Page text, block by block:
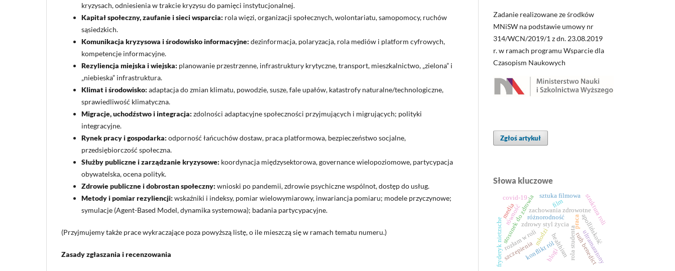
kryzysach, odniesienia w trakcie kryzysu do pamięci instytucjonalnej.
Kapitał społeczny, zaufanie i sieci wsparcia: rola więzi, organizacji społecznych, wolontariatu, samopomocy, ruchów
sąsiedzkich.
Komunikacja kryzysowa i środowisko informacyjne: dezinformacja, polaryzacja, rola mediów i platform cyfrowych,
kompetencje informacyjne.
Rezyliencja miejska i wiejska: planowanie przestrzenne, infrastruktury krytyczne, transport, mieszkalnictwo, „zielona” i
„niebieska” infrastruktura.
Klimat i środowisko: adaptacja do zmian klimatu, powodzie, susze, fale upałów, katastrofy naturalne/technologiczne,
sprawiedliwość klimatyczna.
Migracje, uchodźstwo i integracja: zdolności adaptacyjne społeczności przyjmujących i migrujących; polityki
integracyjne.
Rynek pracy i gospodarka: odporność łańcuchów dostaw, praca platformowa, bezpieczeństwo socjalne,
przedsiębiorczość społeczna.
Służby publiczne i zarządzanie kryzysowe: koordynacja międzysektorowa, governance wielopoziomowe, partycypacja
obywatelska, ocena polityk.
Zdrowie publiczne i dobrostan społeczny: wnioski po pandemii, zdrowie psychiczne wspólnot, dostęp do usług.
Metody i pomiar rezyliencji: wskaźniki i indeksy, pomiar wielowymiarowy, inwariancja pomiaru; modele przyczynowe;
symulacje (Agent-Based Model, dynamika systemowa); badania partycypacyjne.
(Przyjmujemy także prace wykraczające poza powyższą listę, o ile mieszczą się w ramach tematu numeru.)
Zasady zgłaszania i recenzowania
Zadanie realizowane ze środków
MNiSW na podstawie umowy nr
314/WCN/2019/1 z dn. 23.08.2019
r. w ramach programu Wsparcie dla
Czasopism Naukowych
Zgłoś artykuł
Słowa kluczowe
healthism
zdrowy styl życia
stosunek do zdrowiazachowania zdrowotne
młodzi rola studenta
struktura roli
konflikt ról
rozłam w roli
pracaapollińskość
fryderyk nietzsche ruth benedict
ultramaratony
blogi
równość różnorodność
film
sztuka filmowa
covid-19
szczepienia
media